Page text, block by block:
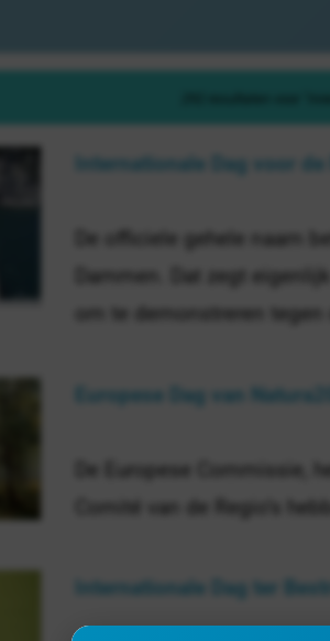
Internationale Dag voor de
De officiele gehele naam
Dammen. Dat zegt
om te demonstreren tegen
Europese Dag van
De Europese Commissie,
Comité van de Regio’s
Internationale Dag ter